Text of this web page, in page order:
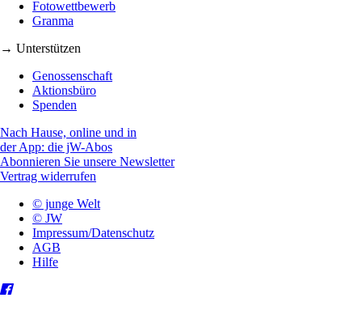
Fotowettbewerb
Granma
→ Unterstützen
Genossenschaft
Aktionsbüro
Spenden
Nach Hause, online und in
der App: die jW-Abos
Abonnieren Sie unsere Newsletter
Vertrag widerrufen
© junge Welt
© JW
Impressum/Datenschutz
AGB
Hilfe